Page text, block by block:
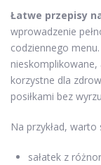
Łatwe przepisy
wprowadzenie
codziennego
nieskomplikowane,
korzystne dla
posiłkami bez
Na przykład,
sałatek z